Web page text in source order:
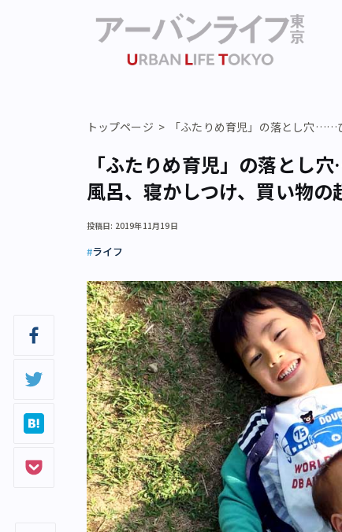
トップページ 「ふたりめ育児」の落とし穴……
「ふたりめ育児」の落とし
風呂、寝かしつけ、買い物の
投稿日: 2019年11月19日
ライフ